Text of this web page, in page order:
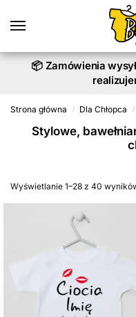
📦 Zamówienia
Strona główna / Dla Chłopca /
Stylowe,
Wyświetlanie 1–28 z 40